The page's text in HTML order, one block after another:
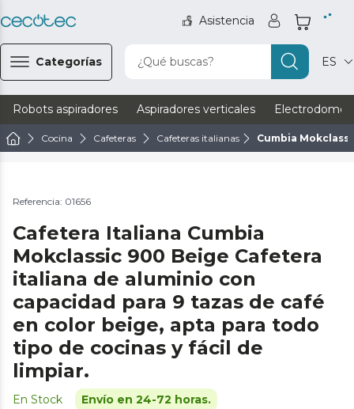
Asistencia
Categorías ¿Qué buscas? ES
Robots aspiradores Aspiradores verticales
Cocina Cafeteras Cafeteras italianas Cumbia
Referencia: 01656
Cafetera Italiana Cumbia
Mokclassic 900 Beige Cafetera
italiana de aluminio con
capacidad para 9 tazas de café
en color beige, apta para todo
tipo de cocinas y fácil de
limpiar.
En Stock Envío en 24-72 horas.